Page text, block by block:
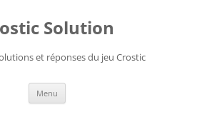
Solution
et réponses du jeu Crostic
Menu